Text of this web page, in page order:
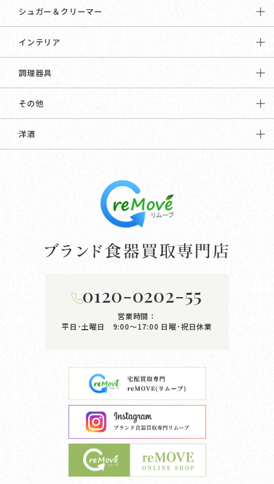
シュガー＆クリーマー
インテリア
調理器具
その他
洋酒
0120-0202-55
営業時間：
平日･土曜日 9:00〜17:00 日曜･祝日休業